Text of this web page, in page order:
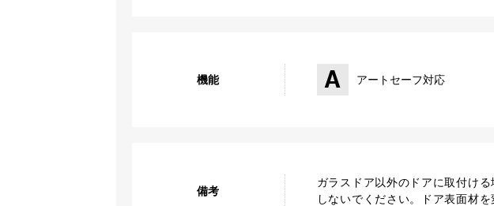
機能 アートセーフ対応
備考
ガラスドア以外のドアに取付け
しないでください。ドア表面材